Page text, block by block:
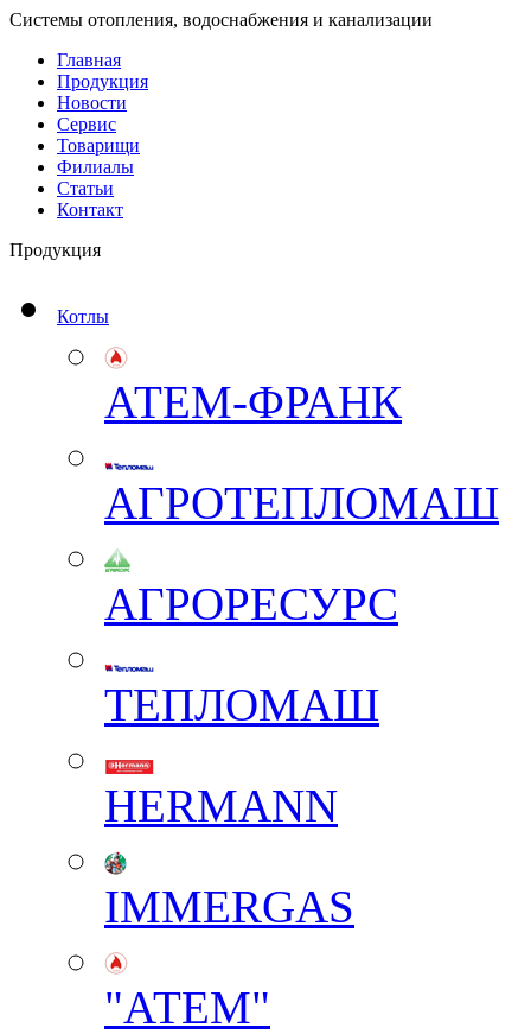
Системы отопления, водоснабжения и канализации
Главная
Продукция
Новости
Сервис
Товарищи
Филиалы
Статьи
Контакт
Продукция
Котлы
АТЕМ-ФРАНК
АГРОТЕПЛОМАШ
АГРОРЕСУРС
ТЕПЛОМАШ
HERMANN
IMMERGAS
"АТЕМ"